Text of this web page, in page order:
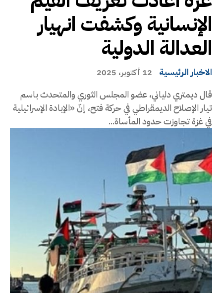
الإنسانية وكشفت انهيار
العدالة الدولية
الاخبار الرئيسية 12 أكتوبر، 2025
قال ديمتري دلياني، عضو المجلس الثوري والمتحدث باسم
تيار الإصلاح الديمقراطي في حركة فتح، إنّ «الإبادة الإسرائيلية
في غزة تجاوزت حدود المأساة...